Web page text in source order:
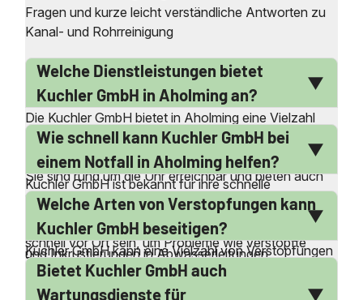
Fragen und kurze leicht verständliche Antworten zu
Kanal- und Rohrreinigung
Welche Dienstleistungen bietet
Kuchler GmbH in Aholming an?
Die Kuchler GmbH bietet in Aholming eine Vielzahl
von Dienstleistungen an, darunter professionelle
Rohrreinigung, Kanalreinigung und Kanalinspektion.
Sie sind rund um die Uhr erreichbar und bieten auch
einen Notdienst an, der nach Feierabend, am
Wochenende und an Feiertagen verfügbar ist. Ihre
qualifizierten Mitarbeiter entfernen Verstopfungen
und Inkrustierungen in Abwasserleitungen,
Rohrleitungen und Druckrohrleitungen sowohl im
privaten als auch im gewerblichen Bereich. Zudem
Wie schnell kann Kuchler GmbH bei
einem Notfall in Aholming helfen?
Kuchler GmbH ist bekannt für ihre schnelle
Reaktionszeit bei Notfällen. Dank ihrer Service-
Stützpunkte in der Nähe von Aholming können sie
schnell vor Ort sein, um Probleme wie verstopfte
Toiletten oder Abflüsse zu beheben. Ihr Notdienst ist
24 Stunden am Tag, 365 Tage im Jahr verfügbar,
Welche Arten von Verstopfungen kann
Kuchler GmbH beseitigen?
Kuchler GmbH kann eine Vielzahl von Verstopfungen
beseitigen, darunter verstopfte Toiletten,
Waschbecken, Duschen, Badewannen, Spülbecken,
Bietet Kuchler GmbH auch
Wartungsdienste für